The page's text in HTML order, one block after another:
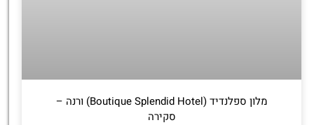
מלון ספלנדיד (Boutique Splendid Hotel) ורנה –
סקירה